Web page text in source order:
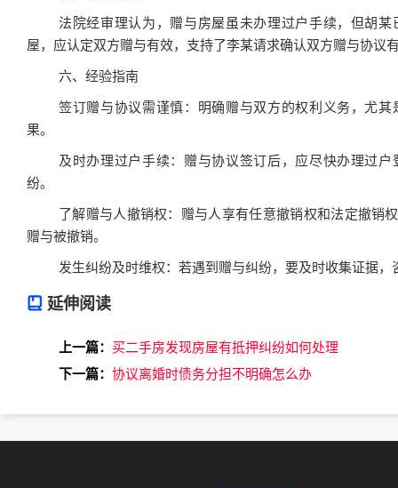
法院经审理认为，赠与房屋虽未办理过户手续，但胡
屋，应认定双方赠与有效，支持了李某请求确认双方赠与协议
六、经验指南
签订赠与协议需谨慎：明确赠与双方的权利义务，尤
果。
及时办理过户手续：赠与协议签订后，应尽快办理过
纷。
了解赠与人撤销权：赠与人享有任意撤销权和法定撤销
赠与被撤销。
发生纠纷及时维权：若遇到赠与纠纷，要及时收集证据
延伸阅读
上一篇： 买二手房发现房屋有抵押纠纷如何处理
下一篇： 协议离婚时债务分担不明确怎么办